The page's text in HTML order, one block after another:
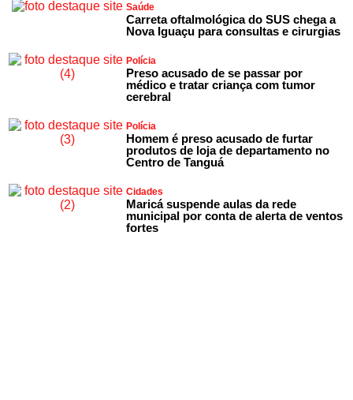
Saúde
Carreta oftalmológica do SUS chega a
Nova Iguaçu para consultas e cirurgias
Polícia
Preso acusado de se passar por
médico e tratar criança com tumor
cerebral
Polícia
Homem é preso acusado de furtar
produtos de loja de departamento no
Centro de Tanguá
Cidades
Maricá suspende aulas da rede
municipal por conta de alerta de ventos
fortes